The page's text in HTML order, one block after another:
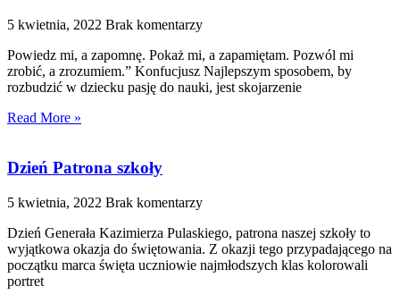
5 kwietnia, 2022 Brak komentarzy
Powiedz mi, a zapomnę. Pokaż mi, a zapamiętam. Pozwól mi
zrobić, a zrozumiem.” Konfucjusz Najlepszym sposobem, by
rozbudzić w dziecku pasję do nauki, jest skojarzenie
Read More »
Dzień Patrona szkoły
5 kwietnia, 2022 Brak komentarzy
Dzień Generała Kazimierza Pulaskiego, patrona naszej szkoły to
wyjątkowa okazja do świętowania. Z okazji tego przypadającego na
początku marca święta uczniowie najmłodszych klas kolorowali
portret